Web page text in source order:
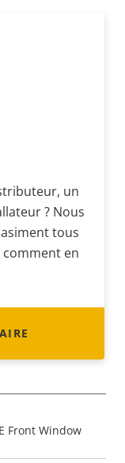
un
? Nous
tous
comment en
Front Window